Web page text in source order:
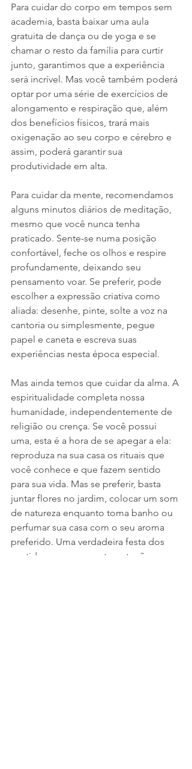
Para cuidar do corpo em tempos sem
academia, basta baixar uma aula
gratuita de dança ou de yoga e se
chamar o resto da família para curtir
junto, garantimos que a experiência
será incrível. Mas você também poderá
optar por uma série de exercícios de
alongamento e respiração que, além
dos benefícios físicos, trará mais
oxigenação ao seu corpo e cérebro e
assim, poderá garantir sua
produtividade em alta.
Para cuidar da mente, recomendamos
alguns minutos diários de meditação,
mesmo que você nunca tenha
praticado. Sente-se numa posição
confortável, feche os olhos e respire
profundamente, deixando seu
pensamento voar. Se preferir, pode
escolher a expressão criativa como
aliada: desenhe, pinte, solte a voz na
cantoria ou simplesmente, pegue
papel e caneta e escreva suas
experiências nesta época especial.
Mas ainda temos que cuidar da alma. A
espiritualidade completa nossa
humanidade, independentemente de
religião ou crença. Se você possui
uma, esta é a hora de se apegar a ela:
reproduza na sua casa os rituais que
você conhece e que fazem sentido
para sua vida. Mas se preferir, basta
juntar flores no jardim, colocar um som
de natureza enquanto toma banho ou
perfumar sua casa com o seu aroma
preferido. Uma verdadeira festa dos
sentidos que com certeza, trarão um